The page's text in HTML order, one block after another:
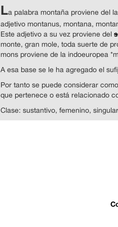
La palabra montaña proviene del
adjetivo montanus, montana,
Este adjetivo a su vez proviene del
monte, gran mole, toda suerte de
mons proviene de la indoeuropea
A esa base se le ha agregado el
Por tanto se puede considerar
que pertenece o está relacionado
Clase: sustantivo, femenino,